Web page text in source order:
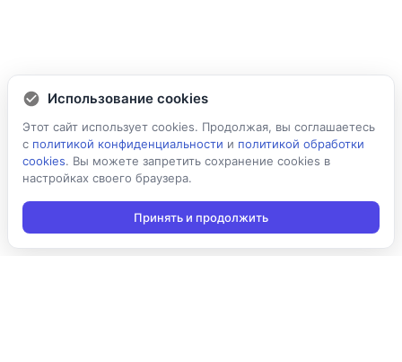
Использование cookies
Этот сайт использует cookies. Продолжая, вы соглашаетесь
с политикой конфиденциальности и политикой обработки
cookies. Вы можете запретить сохранение cookies в
настройках своего браузера.
Принять и продолжить